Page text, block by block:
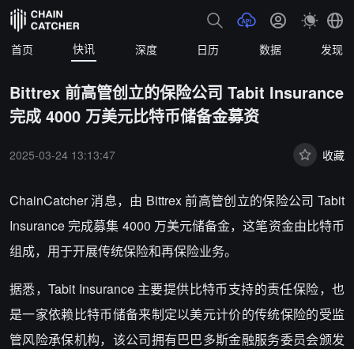
首页 快讯 深度 日历 数据 发现
Bittrex 前高管创立的保险公司 Tabit Insurance
完成 4000 万美元比特币储备金募资
2025-03-24 13:13:47 收藏
ChainCatcher 消息，由 Bittrex 前高管创立的保险公司 Tabit
Insurance 完成募集 4000 万美元储备金，这笔资金由比特币
组成，用于开展传统保险和再保险业务。
据悉，Tabit Insurance 主要提供比特币支持的责任保险，也
是一家依赖比特币储备来制定以美元计价的传统保险的受监
管风险承保机构，该公司拥有巴巴多斯金融服务委员会颁发